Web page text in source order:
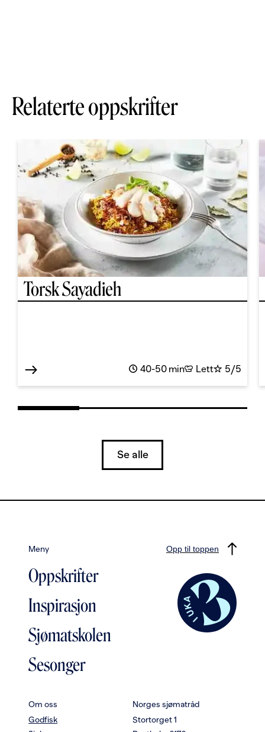
Relaterte oppskrifter
Torsk Sayadieh
40-50 min Lett 5/5
Se alle
Meny
Oppskrifter
Inspirasjon
Sjømatskolen
Sesonger
Om oss
Godfisk
Norges sjømatråd
Stortorget 1
Opp til toppen